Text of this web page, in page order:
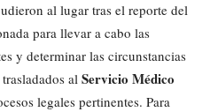
al lugar tras el reporte del
para llevar a cabo las
y determinar las circunstancias
al Servicio Médico
legales pertinentes. Para